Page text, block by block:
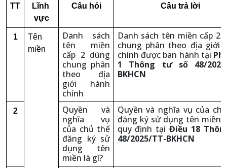
TT
Lĩnh
vực
Câu hỏi Câu trả lời
1
Tên
miền
Danh sách
tên miền
cấp 2 dùng
chung phân
theo địa
giới hành
chính
Danh sách tên miền cấp 2
chung phân theo địa giới
chính được ban hành tại
1 Thông tư số 48/
BKHCN
2
Quyền và
nghĩa vụ
của chủ thể
đăng ký sử
dụng tên
miền là gì?
Quyền và nghĩa vụ của
đăng ký sử dụng tên miền
quy định tại Điều 18
48/2025/TT-BKHCN